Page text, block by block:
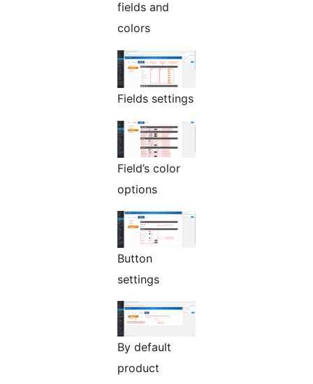
fields and
colors
Fields settings
Field’s color
options
Button
settings
By default
product